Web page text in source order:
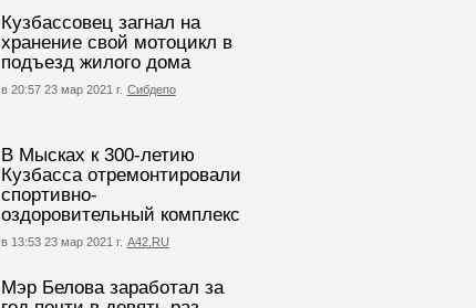
Кузбассовец загнал на
хранение свой мотоцикл в
подъезд жилого дома
в 20:57 23 мар 2021 г. Сибдепо
В Мысках к 300-летию
Кузбасса отремонтировали
спортивно-
оздоровительный комплекс
в 13:53 23 мар 2021 г. А42.RU
Мэр Белова заработал за